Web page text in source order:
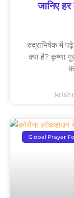
जानिए
रुद्राभिषेक में
क्या है? कृष्णा
Global Prayer